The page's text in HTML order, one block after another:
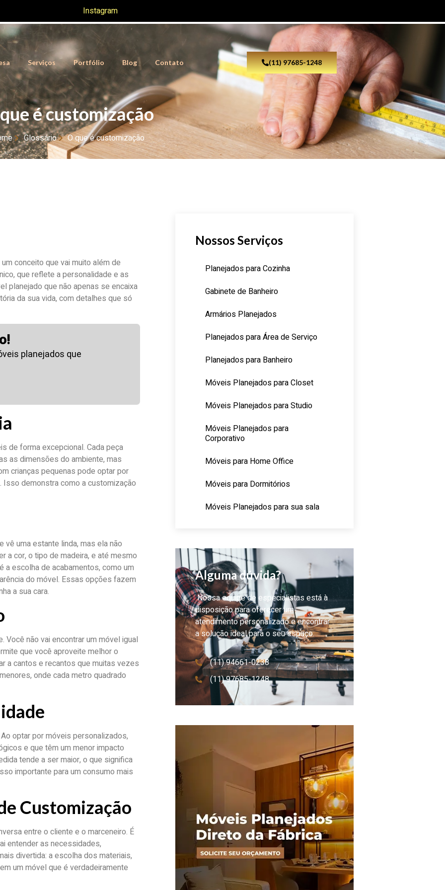
Instagram
Serviços Portfólio Blog Contato (11) 97685-1248
é customização
Glossário O que é customização
conceito que vai muito além de
que reflete a personalidade e as
planejado que não apenas se encaixa
da sua vida, com detalhes que só
planejados que
de forma excepcional. Cada peça
as dimensões do ambiente, mas
crianças pequenas pode optar por
demonstra como a customização
vê uma estante linda, mas ela não
a cor, o tipo de madeira, e até mesmo
escolha de acabamentos, como um
do móvel. Essas opções fazem
a sua cara.
não vai encontrar um móvel igual
que você aproveite melhor o
a cantos e recantos que muitas vezes
onde cada metro quadrado
optar por móveis personalizados,
e que têm um menor impacto
tende a ser maior, o que significa
importante para um consumo mais
Customização
entre o cliente e o marceneiro. É
entender as necessidades,
divertida: a escolha dos materiais,
um móvel que é verdadeiramente
Nossos Serviços
Planejados para Cozinha
Gabinete de Banheiro
Armários Planejados
Planejados para Área de Serviço
Planejados para Banheiro
Móveis Planejados para Closet
Móveis Planejados para Studio
Móveis Planejados para
Corporativo
Móveis para Home Office
Móveis para Dormitórios
Móveis Planejados para sua sala
Alguma dúvida?
Nossa equipe de especialistas está à
disposição para oferecer um
atendimento personalizado e encontrar
a solução ideal para o seu espaço.
(11) 94661-0238
(11) 97685-1248